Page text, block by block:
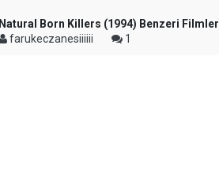
Natural Born Killers (1994) Benzeri Filmler
farukeczanesiiiiii
1